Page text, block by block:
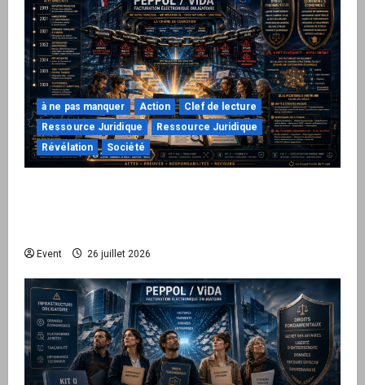
à ne pas manquer Action
Clef de lecture
Ressource Juridique
Ressource Juridique
Révélation
Société
Event 26 juillet 2026